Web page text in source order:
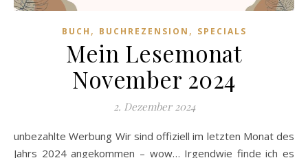
BUCH , BUCHREZENSION , SPECIALS
Mein Lesemonat
November 2024
2. Dezember 2024
unbezahlte Werbung Wir sind offiziell im letzten Monat des
Jahrs 2024 angekommen – wow… Irgendwie finde ich es